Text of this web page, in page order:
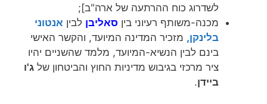
לשדרוג כוח ההרתעה של ארה"ב];
מכנה-משותף רעיוני בין סאליבן לבין אנטוני
בלינקן, מזכיר המדינה המיועד, והקשר האישי
בינם לבין הנשיא-המיועד, מלמד שהשניים יהיו
ציר מרכזי בגיבוש מדיניות החוץ והביטחון של ג'ו
ביידן.